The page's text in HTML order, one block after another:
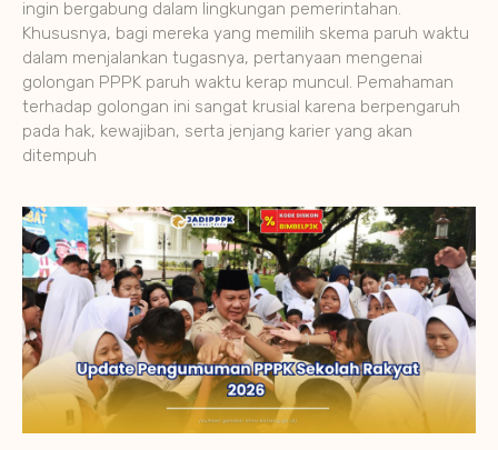
ingin bergabung dalam lingkungan pemerintahan.
Khususnya, bagi mereka yang memilih skema paruh waktu
dalam menjalankan tugasnya, pertanyaan mengenai
golongan PPPK paruh waktu kerap muncul. Pemahaman
terhadap golongan ini sangat krusial karena berpengaruh
pada hak, kewajiban, serta jenjang karier yang akan
ditempuh